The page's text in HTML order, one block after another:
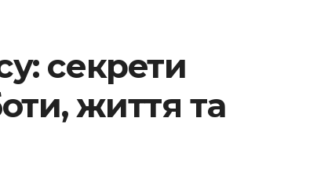
секрети
життя та